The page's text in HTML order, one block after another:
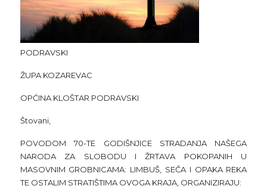
PODRAVSKI
ŽUPA KOZAREVAC
OPĆINA KLOŠTAR PODRAVSKI
Štovani,
POVODOM 70-TE GODIŠNJICE STRADANJA NAŠEGA
NARODA ZA SLOBODU I ŽRTAVA POKOPANIH U
MASOVNIM GROBNICAMA: LIMBUŠ, SEČA I OPAKA REKA
TE OSTALIM STRATIŠTIMA OVOGA KRAJA, ORGANIZIRAJU: